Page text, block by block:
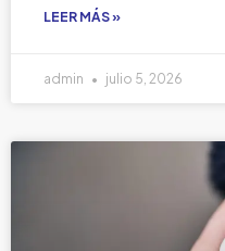
LEER MÁS »
admin julio 5, 2026